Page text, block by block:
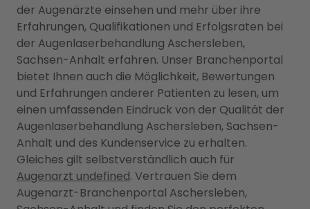
der Augenärzte einsehen und mehr über ihre
Erfahrungen, Qualifikationen und Erfolgsraten bei
der Augenlaserbehandlung Aschersleben,
Sachsen-Anhalt erfahren. Unser Branchenportal
bietet Ihnen auch die Möglichkeit, Bewertungen
und Erfahrungen anderer Patienten zu lesen, um
einen umfassenden Eindruck von der Qualität der
Augenlaserbehandlung Aschersleben, Sachsen-
Anhalt und des Kundenservice zu erhalten.
Gleiches gilt selbstverständlich auch für
Augenarzt undefined. Vertrauen Sie dem
Augenarzt-Branchenportal Aschersleben,